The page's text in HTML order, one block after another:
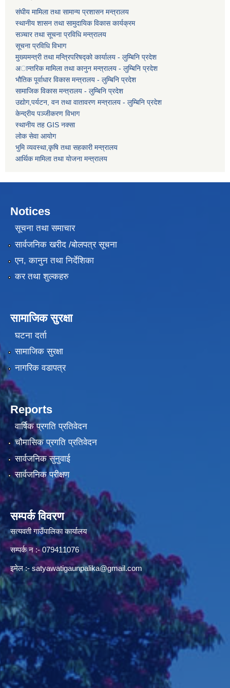
संघीय मामिला तथा सामान्य प्रशासन मन्त्रालय
स्थानीय शासन तथा सामुदायिक विकास कार्यक्रम
सञ्चार तथा सूचना प्रविधि मन्त्रालय
सूचना प्रविधि विभाग
मुख्यमन्त्री तथा मन्त्रिपरिषद्को कार्यालय - लुम्बिनि प्रदेश
अान्तरिक मामिला तथा कानुन मन्त्रालय - लुम्बिनि प्रदेश
भौतिक पूर्वाधार विकास मन्त्रालय - लुम्बिनि प्रदेश
सामाजिक विकास मन्त्रालय - लुम्बिनि प्रदेश
उद्याेग,पर्यटन, वन तथा वातावरण मन्त्रालय - लुम्बिनि प्रदेश
केन्द्रीय पञ्जीकरण विभाग
स्थानीय तह GIS नक्सा
लोक सेवा आयोग
भुमि व्यवस्था,कृषि तथा सहकारी मन्त्रालय
आर्थिक मामिला तथा याेजना मन्त्रालय
Notices
सूचना तथा समाचार
सार्वजनिक खरीद /बोलपत्र सूचना
एन, कानुन तथा निर्देशिका
कर तथा शुल्कहरु
सामाजिक सुरक्षा
घटना दर्ता
सामाजिक सुरक्षा
नागरिक वडापत्र
Reports
वार्षिक प्रगति प्रतिवेदन
चौमासिक प्रगति प्रतिवेदन
सार्वजनिक सुनुवाई
सार्वजनिक परीक्षण
सम्पर्क विवरण
सत्यवती गाउँपालिका कार्यालय
सम्पर्क न‌ :- 079411076
इमेल :- satyawatigaunpalika@gmail.com